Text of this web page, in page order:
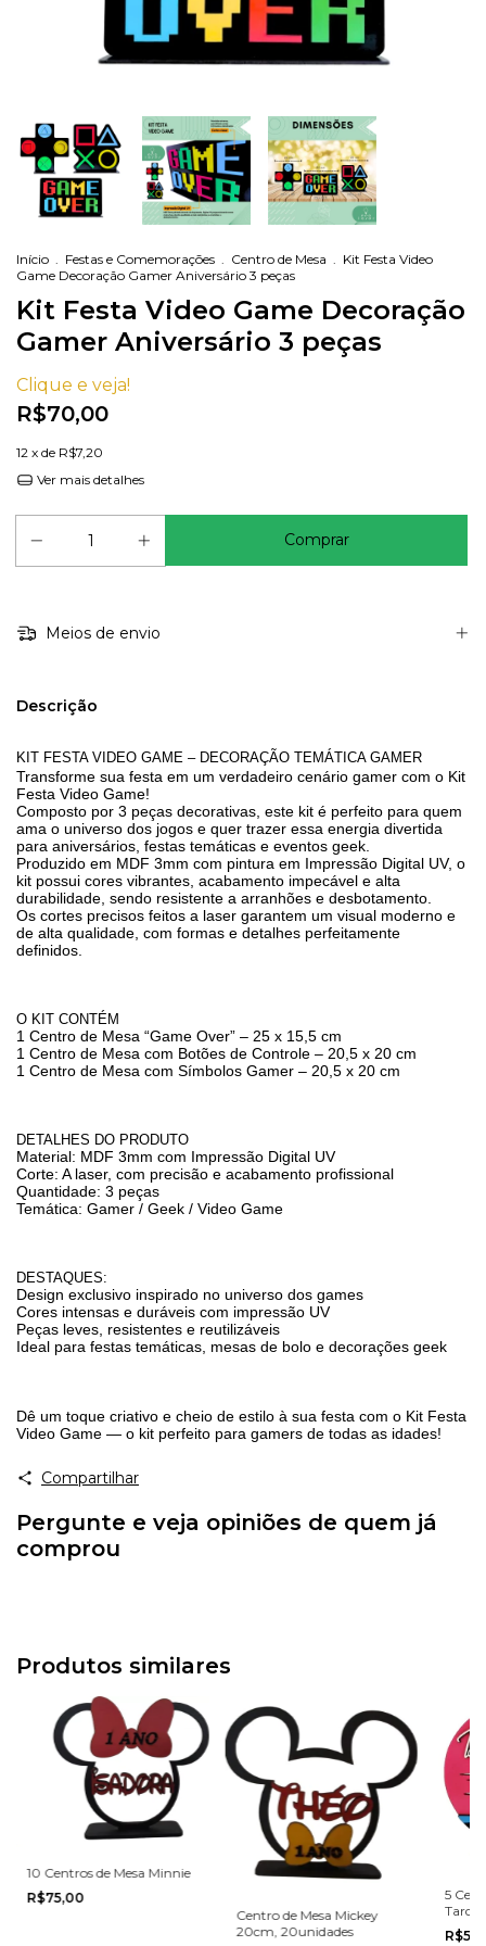
Início . Festas e Comemorações . Centro de Mesa . Kit Festa Video
Game Decoração Gamer Aniversário 3 peças
Kit Festa Video Game Decoração
Gamer Aniversário 3 peças
Clique e veja!
R$70,00
12 x de R$7,20
Ver mais detalhes
Meios de envio
Descrição
KIT FESTA VIDEO GAME – DECORAÇÃO TEMÁTICA GAMER
Transforme sua festa em um verdadeiro cenário gamer com o Kit
Festa Video Game!
Composto por 3 peças decorativas, este kit é perfeito para quem
ama o universo dos jogos e quer trazer essa energia divertida
para aniversários, festas temáticas e eventos geek.
Produzido em MDF 3mm com pintura em Impressão Digital UV, o
kit possui cores vibrantes, acabamento impecável e alta
durabilidade, sendo resistente a arranhões e desbotamento.
Os cortes precisos feitos a laser garantem um visual moderno e
de alta qualidade, com formas e detalhes perfeitamente
definidos.
O KIT CONTÉM
1 Centro de Mesa “Game Over” – 25 x 15,5 cm
1 Centro de Mesa com Botões de Controle – 20,5 x 20 cm
1 Centro de Mesa com Símbolos Gamer – 20,5 x 20 cm
DETALHES DO PRODUTO
Material: MDF 3mm com Impressão Digital UV
Corte: A laser, com precisão e acabamento profissional
Quantidade: 3 peças
Temática: Gamer / Geek / Video Game
DESTAQUES:
Design exclusivo inspirado no universo dos games
Cores intensas e duráveis com impressão UV
Peças leves, resistentes e reutilizáveis
Ideal para festas temáticas, mesas de bolo e decorações geek
Dê um toque criativo e cheio de estilo à sua festa com o Kit Festa
Video Game — o kit perfeito para gamers de todas as idades!
Compartilhar
Pergunte e veja opiniões de quem já
comprou
Produtos similares
10 Centros de Mesa Minnie
R$75,00
Centro de Mesa Mickey
20cm, 20unidades
5
MDF